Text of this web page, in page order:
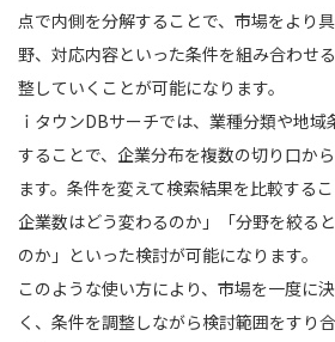
点で内側を分解することで、市場をより
野、対応内容といった条件を組み合わせ
整していくことが可能になります。
ｉタウンDBサーチでは、業種分類や地
することで、企業分布を複数の切り口か
ます。条件を変えて検索結果を比較する
企業数はどう変わるのか」「分野を絞る
のか」といった検討が可能になります。
このような使い方により、市場を一度に
く、条件を調整しながら検討範囲をすり